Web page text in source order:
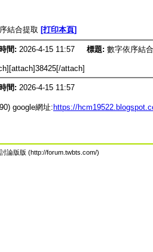
結合提取 [打印本頁]
間: 2026-4-15 11:57 標題: 數字依序結
attach]
間: 2026-4-15 11:57
google網址:https://
論版版 (http://forum.twbts.com/)